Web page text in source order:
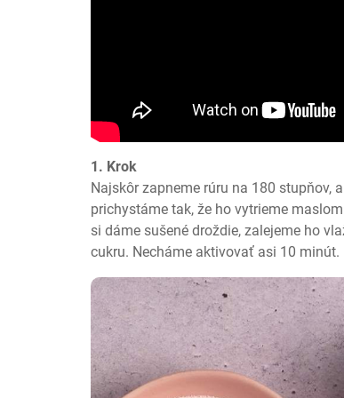
1. Krok
Najskôr zapneme rúru na 180 stupňov,
prichystáme tak, že ho vytrieme
si dáme sušené droždie, zalejeme ho
cukru. Necháme aktivovať asi 10 minút.